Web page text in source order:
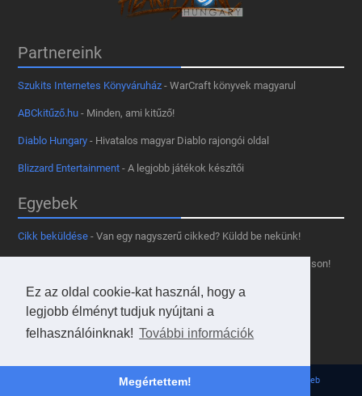
Ez az oldal cookie-kat használ, hogy a
legjobb élményt tudjuk nyújtani a
felhasználóinknak! További információk
Megértettem!
Partnereink
Szukits Internetes Könyváruház - WarCraft könyvek magyarul
ABCkitűző.hu - Minden, ami kitűző!
Diablo Hungary - Hivatalos magyar Diablo rajongói oldal
Blizzard Entertainment - A legjobb játékok készítői
Egyebek
Cikk beküldése - Van egy nagyszerű cikked? Küldd be nekünk!
- Tetszik az oldal? Segíts, hogy fennmaradhasson!
Kapcsolat, médiaajánlat- Lépj velünk kapcsolatba!
Használd a tooltipünket- A saját oldaladon is!
© 2013 - 2026 Hearthstone Hungary v31.3.0. - Borovi Bence | Powered by JsWeb